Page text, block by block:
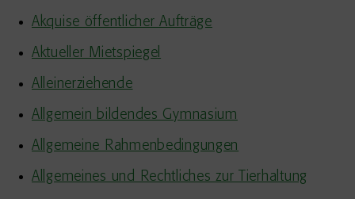
Akquise öffentlicher Aufträge
Aktueller Mietspiegel
Alleinerziehende
Allgemein bildendes Gymnasium
Allgemeine Rahmenbedingungen
Allgemeines und Rechtliches zur Tierhaltung